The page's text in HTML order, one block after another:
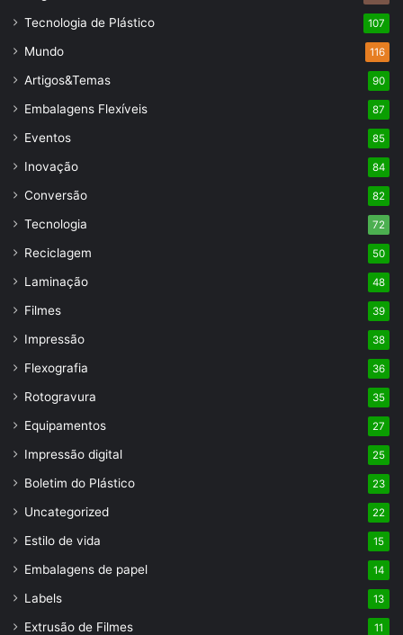
Tecnologia de Plástico 107
Mundo 116
Artigos&Temas 90
Embalagens Flexíveis 87
Eventos 85
Inovação 84
Conversão 82
Tecnologia 72
Reciclagem 50
Laminação 48
Filmes 39
Impressão 38
Flexografia 36
Rotogravura 35
Equipamentos 27
Impressão digital 25
Boletim do Plástico 23
Uncategorized 22
Estilo de vida 15
Embalagens de papel 14
Labels 13
Extrusão de Filmes 11